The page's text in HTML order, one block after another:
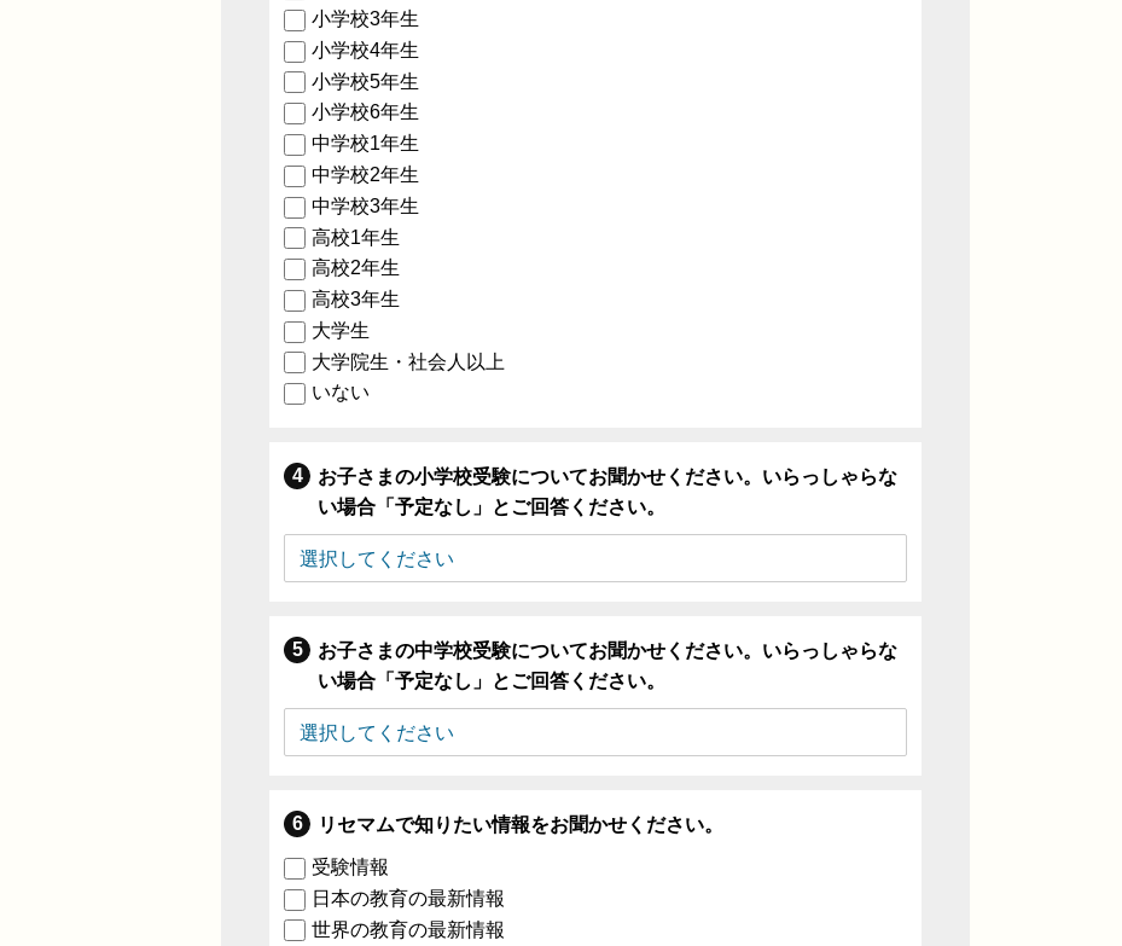
小学校3年生
小学校4年生
小学校5年生
小学校6年生
中学校1年生
中学校2年生
中学校3年生
高校1年生
高校2年生
高校3年生
大学生
大学院生・社会人以上
いない
お子さまの小学校受験についてお聞かせください。いらっしゃらな
い場合「予定なし」とご回答ください。
お子さまの中学校受験についてお聞かせください。いらっしゃらな
い場合「予定なし」とご回答ください。
リセマムで知りたい情報をお聞かせください。
受験情報
日本の教育の最新情報
世界の教育の最新情報